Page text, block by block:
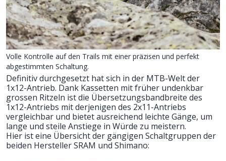
Volle Kontrolle auf den Trails mit einer präzisen und perfekt
abgestimmten Schaltung.
Definitiv durchgesetzt hat sich in der MTB-Welt der
1x12-Antrieb. Dank Kassetten mit früher undenkbar
grossen Ritzeln ist die Übersetzungsbandbreite des
1x12-Antriebs mit derjenigen des 2x11-Antriebs
vergleichbar und bietet ausreichend leichte Gänge, um
lange und steile Anstiege in Würde zu meistern.
Hier ist eine Übersicht der gängigen Schaltgruppen der
beiden Hersteller SRAM und Shimano: